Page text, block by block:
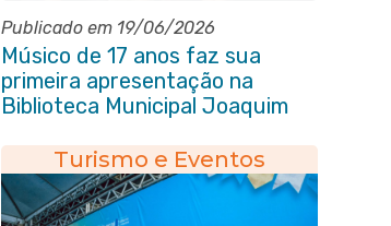
Publicado em 19/06/2026
Músico de 17 anos faz sua
primeira apresentação na
Biblioteca Municipal Joaquim
Turismo e Eventos